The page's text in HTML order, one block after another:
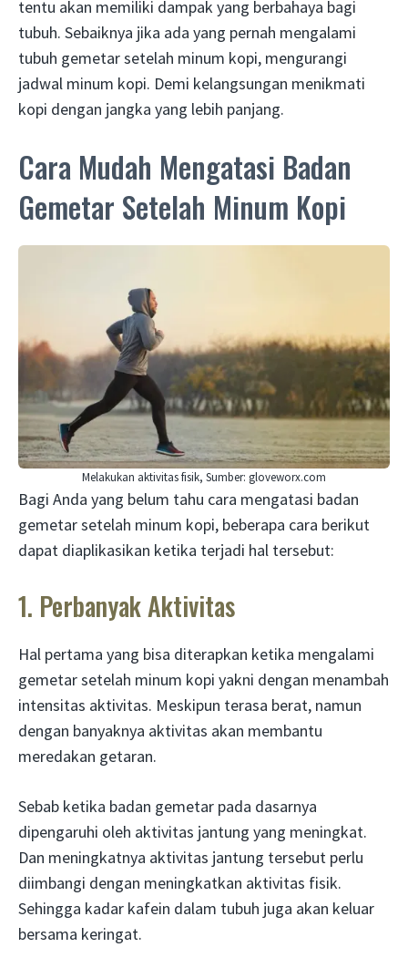
tentu akan memiliki dampak yang berbahaya bagi
tubuh. Sebaiknya jika ada yang pernah mengalami
tubuh gemetar setelah minum kopi, mengurangi
jadwal minum kopi. Demi kelangsungan menikmati
kopi dengan jangka yang lebih panjang.
Cara Mudah Mengatasi Badan
Gemetar Setelah Minum Kopi
Melakukan aktivitas fisik, Sumber: gloveworx.com
Bagi Anda yang belum tahu cara mengatasi badan
gemetar setelah minum kopi, beberapa cara berikut
dapat diaplikasikan ketika terjadi hal tersebut:
1. Perbanyak Aktivitas
Hal pertama yang bisa diterapkan ketika mengalami
gemetar setelah minum kopi yakni dengan menambah
intensitas aktivitas. Meskipun terasa berat, namun
dengan banyaknya aktivitas akan membantu
meredakan getaran.
Sebab ketika badan gemetar pada dasarnya
dipengaruhi oleh aktivitas jantung yang meningkat.
Dan meningkatnya aktivitas jantung tersebut perlu
diimbangi dengan meningkatkan aktivitas fisik.
Sehingga kadar kafein dalam tubuh juga akan keluar
bersama keringat.